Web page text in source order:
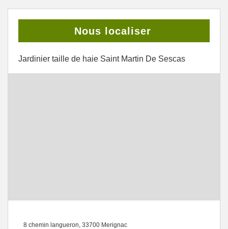
Nous localiser
Jardinier taille de haie Saint Martin De Sescas
8 chemin langueron, 33700 Merignac